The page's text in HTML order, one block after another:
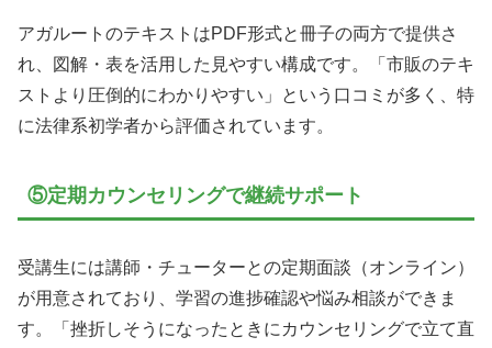
アガルートのテキストはPDF形式と冊子の両方で提供さ
れ、図解・表を活用した見やすい構成です。「市販のテキ
ストより圧倒的にわかりやすい」という口コミが多く、特
に法律系初学者から評価されています。
⑤定期カウンセリングで継続サポート
受講生には講師・チューターとの定期面談（オンライン）
が用意されており、学習の進捗確認や悩み相談ができま
す。「挫折しそうになったときにカウンセリングで立て直